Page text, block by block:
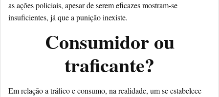
as ações policiais, apesar de serem eficazes mostram-se
insuficientes, já que a punição inexiste.
Consumidor ou
traficante?
Em relação a tráfico e consumo, na realidade, um se estabelece